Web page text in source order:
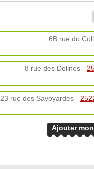
6B rue du
8 rue des Dolines -
23 rue des Savoyardes -
Ajouter